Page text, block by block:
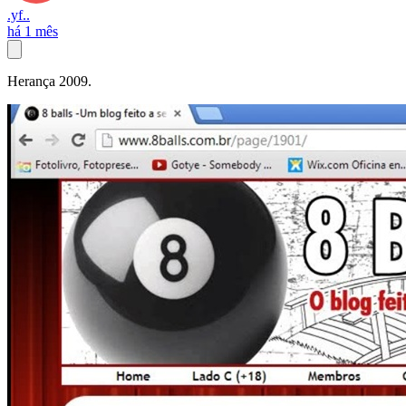
.yf..
há 1 mês
Herança 2009.